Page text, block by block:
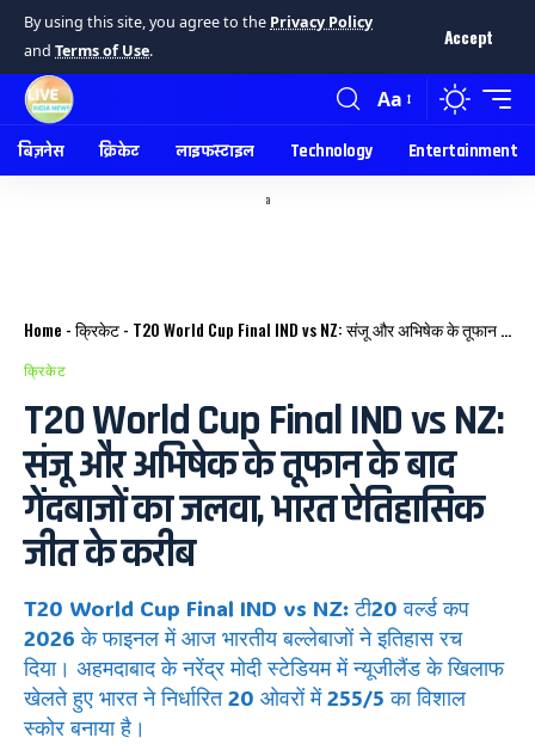
By using this site, you agree to the Privacy Policy
and Terms of Use.
Accept
Aa
बिज़नेस क्रिकेट लाइफस्टाइल Technology Entertainment
a
Home -क्रिकेट- T20 World Cup Final IND vs NZ: संजू और अभिषेक के तूफान के बाद गेंदबाजों का जलवा, भारत ऐतिहासिक जीत के करीब
क्रिकेट
T20 World Cup Final IND vs NZ:
संजू और अभिषेक के तूफान के बाद
गेंदबाजों का जलवा, भारत ऐतिहासिक
जीत के करीब
T20 World Cup Final IND vs NZ: टी20 वर्ल्ड कप
2026 के फाइनल में आज भारतीय बल्लेबाजों ने इतिहास रच
दिया। अहमदाबाद के नरेंद्र मोदी स्टेडियम में न्यूजीलैंड के खिलाफ
खेलते हुए भारत ने निर्धारित 20 ओवरों में 255/5 का विशाल
स्कोर बनाया है।